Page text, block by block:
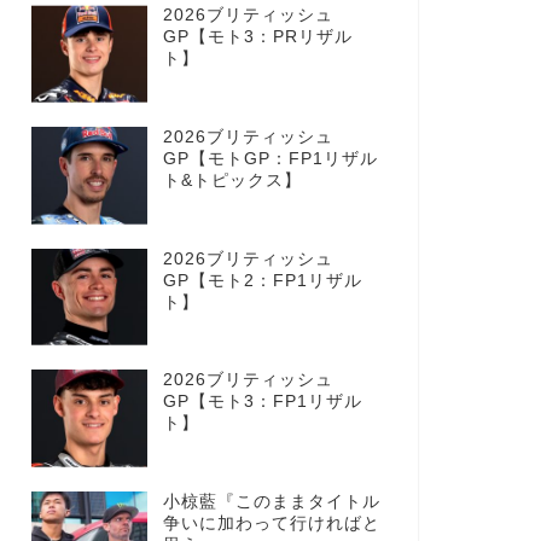
2026ブリティッシュ
GP【モト3：PRリザル
ト】
2026ブリティッシュ
GP【モトGP：FP1リザル
ト&トピックス】
2026ブリティッシュ
GP【モト2：FP1リザル
ト】
2026ブリティッシュ
GP【モト3：FP1リザル
ト】
小椋藍『このままタイトル
争いに加わって行ければと